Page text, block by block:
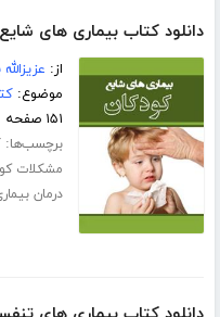
دانلود کتاب بیماری های
از:
موضوع:
۱۵۱ صفحه
برچسب‌ها:
مشکلات
درمان